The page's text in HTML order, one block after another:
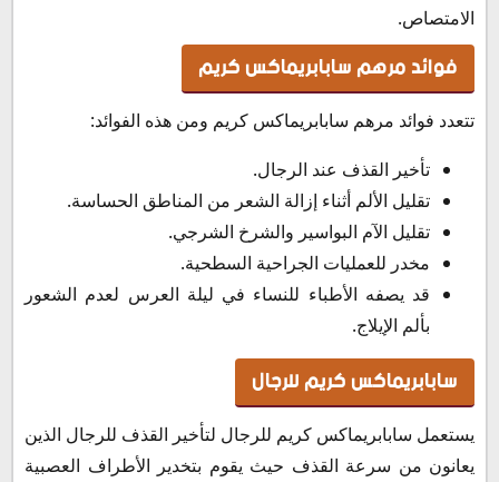
الامتصاص.
فوائد مرهم سابابريماكس كريم
تتعدد فوائد مرهم سابابريماكس كريم ومن هذه الفوائد:
تأخير القذف عند الرجال.
تقليل الألم أثناء إزالة الشعر من المناطق الحساسة.
تقليل الآم البواسير والشرخ الشرجي.
مخدر للعمليات الجراحية السطحية.
قد يصفه الأطباء للنساء في ليلة العرس لعدم الشعور
بألم الإيلاج.
سابابريماكس كريم للرجال
يستعمل سابابريماكس كريم للرجال لتأخير القذف للرجال الذين
يعانون من سرعة القذف حيث يقوم بتخدير الأطراف العصبية